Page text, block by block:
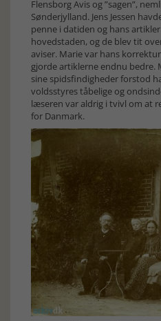
Flensborg Avis og ”sagen”,
Sønderjylland. Jens Jessen
penne i datiden og hans
hovedstaden, og de blev tit
aviser. Marie var hans
gjorde artiklerne endnu bedre.
sine spidsfindigheder forstod
voldsstyres tåbelige og
læseren var aldrig i tvivl om at
for Danmark.